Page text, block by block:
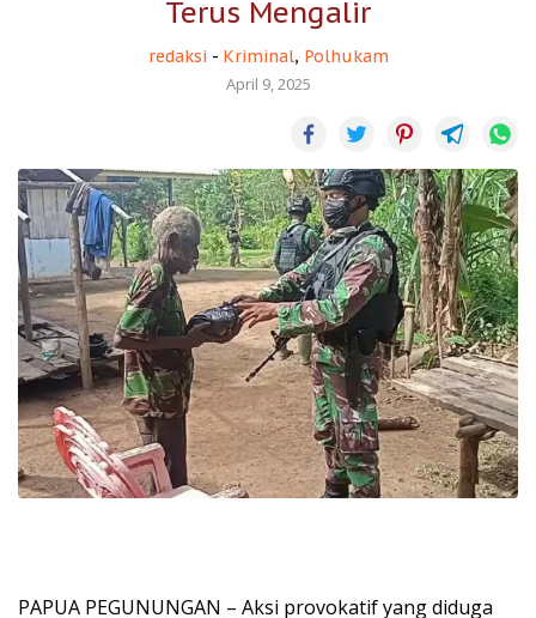
Terus Mengalir
redaksi - Kriminal, Polhukam
April 9, 2025
PAPUA PEGUNUNGAN – Aksi provokatif yang diduga